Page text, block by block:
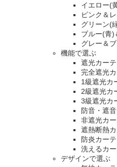
イエロー(
ピンク＆
グリーン(
ブルー(青)
グレー＆
機能で選ぶ
遮光カー
完全遮光
1級遮光カ
2級遮光カ
3級遮光カ
防音・遮
非遮光カ
遮熱断熱
防炎カー
洗えるカ
デザインで選ぶ